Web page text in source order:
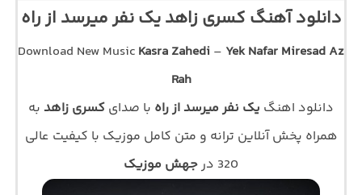
دانلود آهنگ کسری زاهد یک نفر میرسد از راه
Download New Music Kasra Zahedi – Yek Nafar Miresad Az
Rah
دانلود اهنگ یک نفر میرسد از راه با صدای کسری زاهد به
همراه پخش آنلاین ترانه و متن کامل موزیک با کیفیت عالی
320 در
جهش موزیک